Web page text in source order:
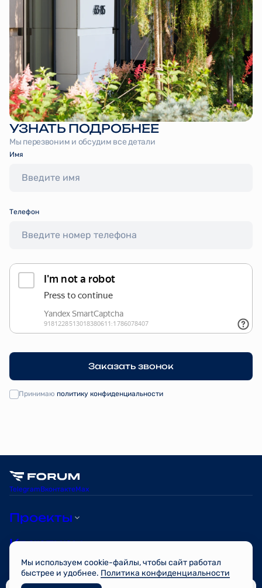
УЗНАТЬ ПОДРОБНЕЕ
Мы перезвоним и обсудим все детали
Имя
Tелефон
Заказать звонок
Принимаю политику конфиденциальности
TelegramВконтактеMax
Проекты
Квартиры
О компании
Мы используем cookie-файлы, чтобы сайт работал
быстрее и удобнее. Политика конфиденциальности